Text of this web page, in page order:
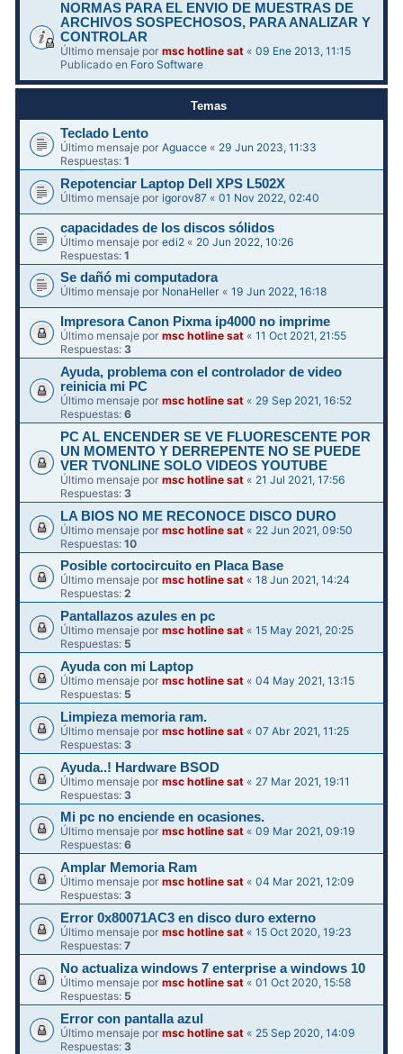
NORMAS PARA EL ENVIO DE MUESTRAS DE
ARCHIVOS SOSPECHOSOS, PARA ANALIZAR Y
CONTROLAR
Último mensaje pormsc hotline sat «09 Ene 2013, 11:15
Publicado en Foro Software
Temas
Teclado Lento
Último mensaje porAguacce « 29 Jun 2023, 11:33
Respuestas:1
Repotenciar Laptop Dell XPS L502X
Último mensaje porigorov87 «01 Nov 2022, 02:40
capacidades de los discos sólidos
Último mensaje poredi2 « 20 Jun 2022, 10:26
Respuestas:1
Se dañó mi computadora
Último mensaje por NonaHeller «19 Jun 2022, 16:18
Impresora Canon Pixma ip4000 no imprime
Último mensaje pormsc hotline sat «11 Oct 2021, 21:55
Respuestas:3
Ayuda, problema con el controlador de video
reinicia mi PC
Último mensaje pormsc hotline sat « 29 Sep 2021, 16:52
Respuestas:6
PC AL ENCENDER SE VE FLUORESCENTE POR
UN MOMENTO Y DERREPENTE NO SE PUEDE
VER TVONLINE SOLO VIDEOS YOUTUBE
Último mensaje pormsc hotline sat « 21 Jul 2021, 17:56
Respuestas:3
LA BIOS NO ME RECONOCE DISCO DURO
Último mensaje pormsc hotline sat « 22 Jun 2021, 09:50
Respuestas:10
Posible cortocircuito en Placa Base
Último mensaje pormsc hotline sat «18 Jun 2021, 14:24
Respuestas:2
Pantallazos azules en pc
Último mensaje pormsc hotline sat «15 May 2021, 20:25
Respuestas: 5
Ayuda con mi Laptop
Último mensaje pormsc hotline sat «04 May 2021, 13:15
Respuestas: 5
Limpieza memoria ram.
Último mensaje pormsc hotline sat «07 Abr 2021, 11:25
Respuestas: 3
Ayuda..! Hardware BSOD
Último mensaje pormsc hotline sat « 27 Mar 2021, 19:11
Respuestas:3
Mi pc no enciende en ocasiones.
Último mensaje pormsc hotline sat «09 Mar 2021, 09:19
Respuestas:6
Amplar Memoria Ram
Último mensaje pormsc hotline sat «04 Mar 2021, 12:09
Respuestas:3
Error 0x80071AC3 en disco duro externo
Último mensaje pormsc hotline sat «15 Oct 2020, 19:23
Respuestas:7
No actualiza windows 7 enterprise a windows 10
Último mensaje pormsc hotline sat «01 Oct 2020, 15:58
Respuestas: 5
Error con pantalla azul
Último mensaje pormsc hotline sat « 25 Sep 2020, 14:09
Respuestas: 3